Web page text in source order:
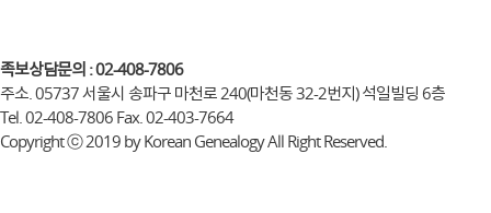
족보상담문의 : 02-408-7806
주소. 05737 서울시 송파구 마천로 240(마천동 32-2번지) 석일빌딩 6층
Tel. 02-408-7806 Fax. 02-403-7664
Copyright ⓒ 2019 by Korean Genealogy All Right Reserved.